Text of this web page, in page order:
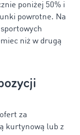
poniżej 50% i
powrotne. Na
niż w drugą
za
kurtynową lub z